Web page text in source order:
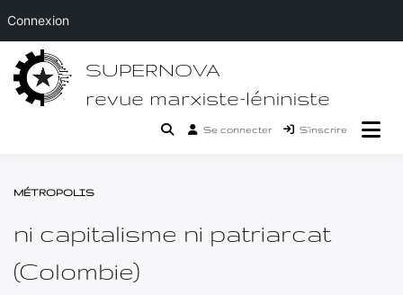
Passer
contenu
SUPERNOVA
revue marxiste-léniniste
Se connecter S’inscrire
MÉTROPOLIS
ni capitalisme ni patriarcat
(Colombie)
Connexion